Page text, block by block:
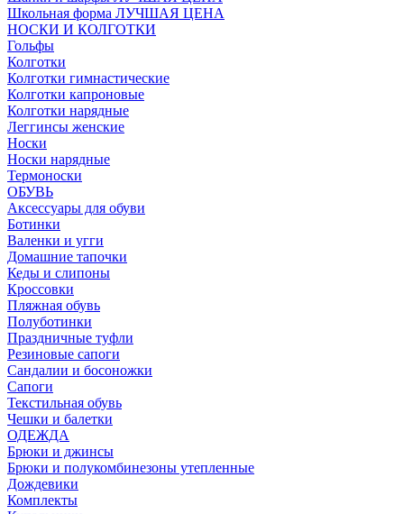
Школьная форма ЛУЧШАЯ ЦЕНА
НОСКИ И КОЛГОТКИ
Гольфы
Колготки
Колготки гимнастические
Колготки капроновые
Колготки нарядные
Леггинсы женские
Носки
Носки нарядные
Термоноски
ОБУВЬ
Аксессуары для обуви
Ботинки
Валенки и угги
Домашние тапочки
Кеды и слипоны
Кроссовки
Пляжная обувь
Полуботинки
Праздничные туфли
Резиновые сапоги
Сандалии и босоножки
Сапоги
Текстильная обувь
Чешки и балетки
ОДЕЖДА
Брюки и джинсы
Брюки и полукомбинезоны утепленные
Дождевики
Комплекты